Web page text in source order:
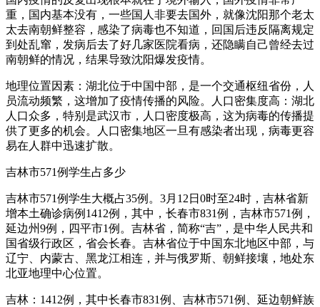
重，国内基本没有，一些国人非要去国外，就像沈阳那个老太
太去南朝鲜整容，感染了病毒也不知道，回国后违反隔离规定
到处乱窜，发病后去了好几家医院看病，还隐瞒自己曾经去过
南朝鲜的情况，结果导致沈阳爆发疫情。
地理位置因素：湖北位于中国中部，是一个交通枢纽省份，人
员流动频繁，这增加了疫情传播的风险。人口密集度高：湖北
人口众多，特别是武汉市，人口密度极高，这为病毒的传播提
供了更多的机会。人口密集地区一旦有感染者出现，病毒更容
易在人群中迅速扩散。
吉林市571例学生占多少
吉林市571例学生大概占35例。3月12日0时至24时，吉林省新
增本土确诊病例1412例，其中，长春市831例，吉林市571例，
延边州9例，四平市1例。吉林省，简称“吉”，是中华人民共和
国省级行政区，省会长春。吉林省位于中国东北地区中部，与
辽宁、内蒙古、黑龙江相连，并与俄罗斯、朝鲜接壤，地处东
北亚地理中心位置。
吉林：1412例，其中长春市831例、吉林市571例、延边朝鲜族